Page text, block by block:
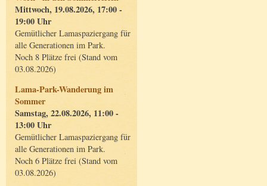
Mittwoch, 19.08.2026, 17:00 -
19:00 Uhr
Gemütlicher Lamaspaziergang für
alle Generationen im Park.
Noch 8 Plätze frei (Stand vom
03.08.2026)
Lama-Park-Wanderung im
Sommer
Samstag, 22.08.2026, 11:00 -
13:00 Uhr
Gemütlicher Lamaspaziergang für
alle Generationen im Park.
Noch 6 Plätze frei (Stand vom
03.08.2026)